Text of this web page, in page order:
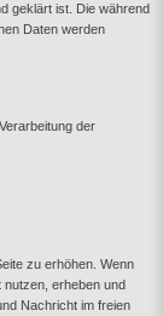
geklärt ist. Die während
Daten werden
der
zu erhöhen. Wenn
nutzen, erheben und
Nachricht im freien